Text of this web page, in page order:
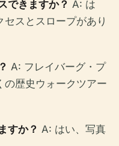
できますか？ A: は
スとスロープがあり
A: フレイバーグ・プ
の歴史ウォークツアー
すか？ A: はい、写真